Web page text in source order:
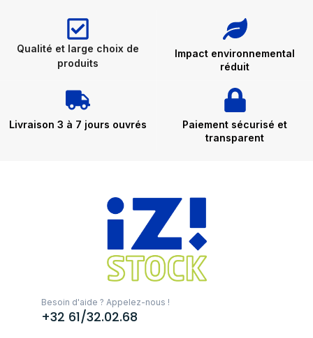
Qualité et large choix de
produits
Impact environnemental
réduit
Livraison 3 à 7 jours ouvrés
Paiement sécurisé et
transparent
Besoin d'aide ? Appelez-nous !
+32 61/32.02.68